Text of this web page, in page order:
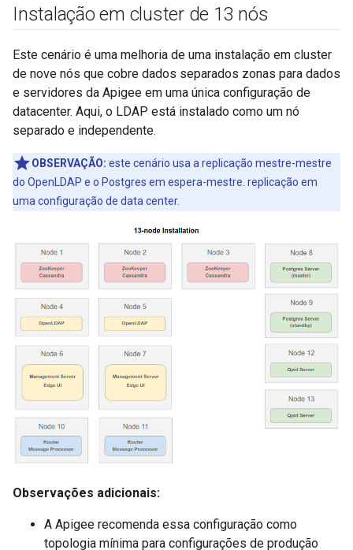
Instalação em cluster de 13 nós
Este cenário é uma melhoria de uma instalação em cluster
de nove nós que cobre dados separados zonas para dados
e servidores da Apigee em uma única configuração de
datacenter. Aqui, o LDAP está instalado como um nó
separado e independente.
OBSERVAÇÃO: este cenário usa a replicação mestre-mestre
do OpenLDAP e o Postgres em espera-mestre. replicação em
uma configuração de data center.
Observações adicionais:
A Apigee recomenda essa configuração como
topologia mínima para configurações de produção